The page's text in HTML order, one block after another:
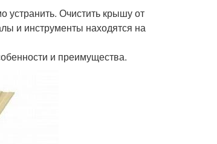
устранить. Очистить крышу от
и инструменты находятся на
и преимущества.